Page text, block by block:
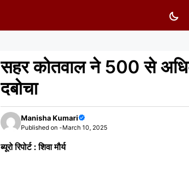
सहर कोतवाल ने 500 से अधिक
दबोचा
Manisha Kumari
Published on -March 10, 2025
ब्यूरो रिपोर्ट : शिवा मौर्य